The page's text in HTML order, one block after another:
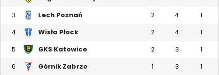
3 Lech Poznań 2 4 1
4 Wisła Płock 2 4 1
5 GKS Katowice 2 3 1
6 Górnik Zabrze 1 3 1